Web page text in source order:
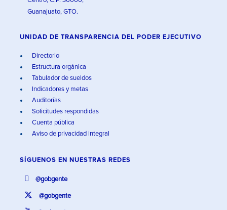
Guanajuato, GTO.
UNIDAD DE TRANSPARENCIA DEL PODER EJECUTIVO
Directorio
Estructura orgánica
Tabulador de sueldos
Indicadores y metas
Auditorías
Solicitudes respondidas
Cuenta pública
Aviso de privacidad integral
SÍGUENOS EN NUESTRAS REDES
@gobgente
@gobgente